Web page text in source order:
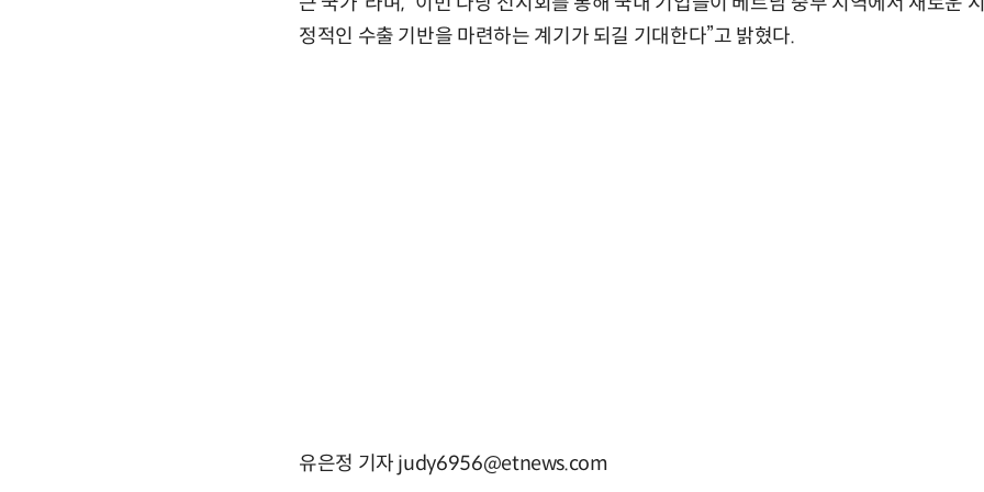
정적인 수출 기반을 마련하는 계기가 되길 기대한다”고 밝혔다.
유은정 기자 judy6956@etnews.com